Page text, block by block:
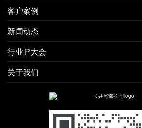
客户案例
新闻动态
行业IP大会
关于我们